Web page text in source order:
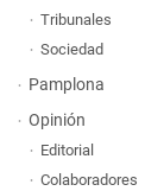
Tribunales
Sociedad
Pamplona
Opinión
Editorial
Colaboradores